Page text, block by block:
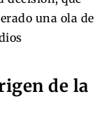
una ola de
de la